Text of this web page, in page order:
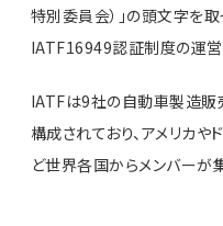
特別委員会）」の頭文字を取
IATF16949認証制度の運営
IATFは9社の自動車製造販
構成されており、アメリカや
ど世界各国からメンバーが集